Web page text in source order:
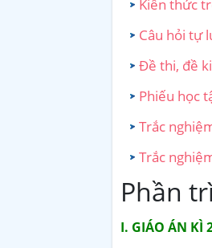
Kiến thức
Câu hỏi tự
Đề thi, đề
Phiếu học
Trắc
Trắc
Phần
I. GIÁO ÁN KÌ